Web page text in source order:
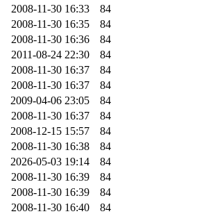
2008-11-30 16:33
84
2008-11-30 16:35
84
2008-11-30 16:36
84
2011-08-24 22:30
84
2008-11-30 16:37
84
2008-11-30 16:37
84
2009-04-06 23:05
84
2008-11-30 16:37
84
2008-12-15 15:57
84
2008-11-30 16:38
84
2026-05-03 19:14
84
2008-11-30 16:39
84
2008-11-30 16:39
84
2008-11-30 16:40
84